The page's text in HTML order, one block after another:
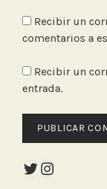
Recibir un
comentarios a
Recibir un
entrada.
Twitter
Instagram